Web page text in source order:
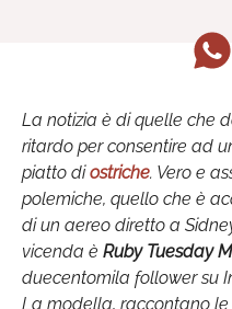
La notizia è di quelle che
ritardo per consentire ad
piatto diostriche. Vero e
polemiche, quello che è
di un aereo diretto a
vicenda è Ruby Tuesday
duecentomila follower su
La modella, raccontano